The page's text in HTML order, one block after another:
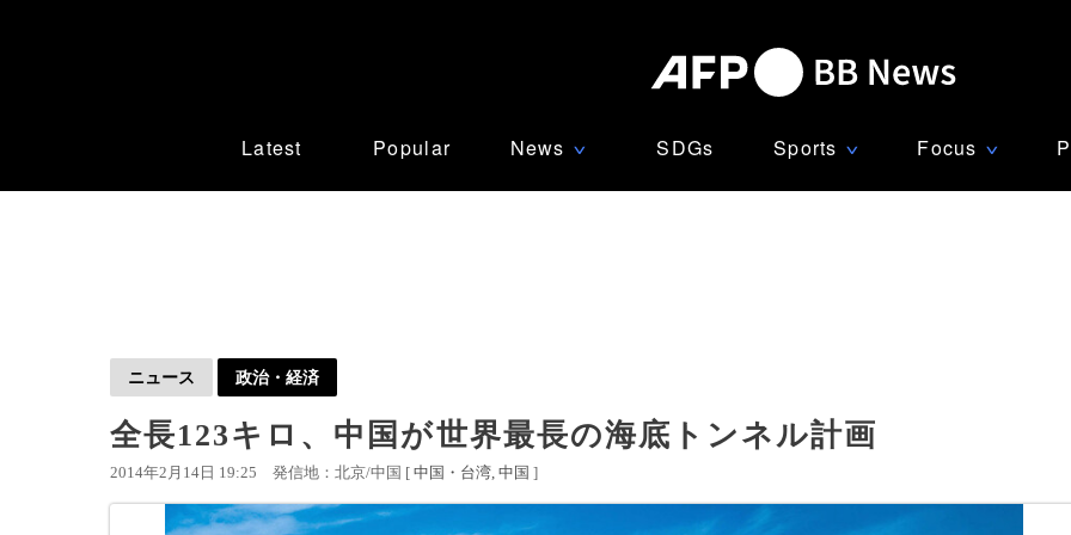
Latest Popular News ∨ SDGs Sports ∨ Focus ∨
ニュース 政治・経済
全長123キロ、中国が世界最長の海底トンネル計画
2014年2月14日 19:25 発信地：北京/中国 [ 中国・台湾 中国 ]